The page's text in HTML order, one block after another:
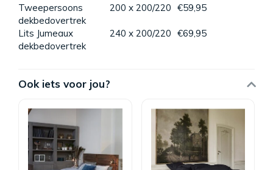
Tweepersoons
dekbedovertrek
200 x 200/220 €59,95
Lits Jumeaux
dekbedovertrek
240 x 200/220 €69,95
Ook iets voor jou?